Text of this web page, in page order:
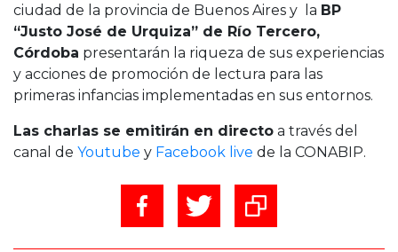
ciudad de la provincia de Buenos Aires y la BP
“Justo José de Urquiza” de Río Tercero,
Córdoba presentarán la riqueza de sus experiencias
y acciones de promoción de lectura para las
primeras infancias implementadas en sus entornos.
Las charlas se emitirán en directo a través del
canal de Youtube y Facebook live de la CONABIP.